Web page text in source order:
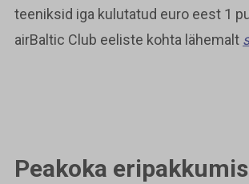
teeniksid iga kulutatud euro eest 1
airBaltic Club eeliste kohta lähemalt
Peakoka